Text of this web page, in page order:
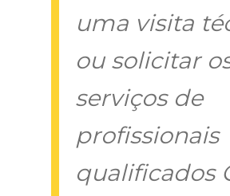
uma visita
ou solicitar
serviços de
profissionais
qualificados